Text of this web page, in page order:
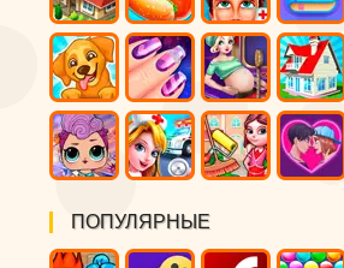
ПОПУЛЯРНЫЕ